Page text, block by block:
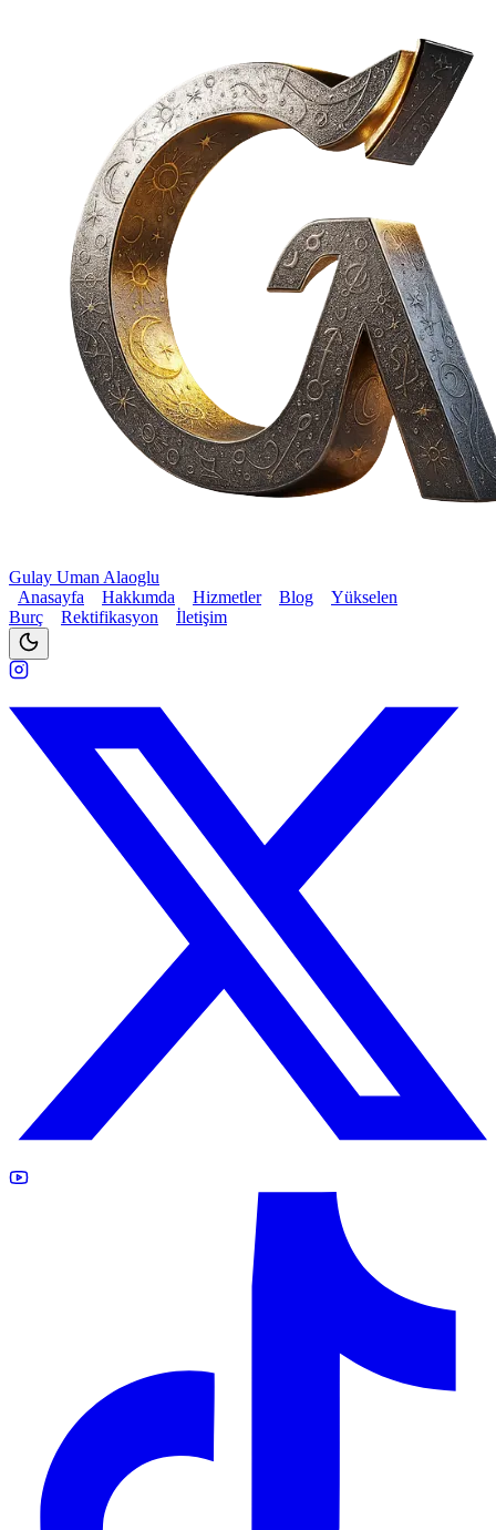
Gulay Uman Alaoglu
Anasayfa
Hakkımda Hizmetler Blog
Yükselen
Burç
Rektifikasyon İletişim